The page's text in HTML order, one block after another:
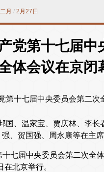
二月 /2月27日
党第十七届中
体会议在京闭
国、温家宝、贾庆林、李长
强、贺国强、周永康等在主
十七届中央委员会第二次全
在北京举行。